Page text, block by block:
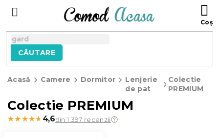
CĂUTARE
Acasă Camere Dormitor
Lenjerie
de pat
Colectie
PREMIUM
Colectie PREMIUM
★★★★★
★★★★★ 4,6din 1 397 recenzii